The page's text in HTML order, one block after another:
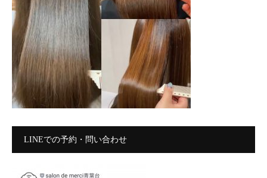
LINEでの予約・問い合わせ